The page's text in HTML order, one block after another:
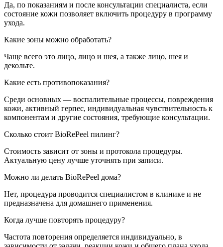
Да, по показаниям и после консультации специалиста, если
состояние кожи позволяет включить процедуру в программу
ухода.
Какие зоны можно обработать?
Чаще всего это лицо, лицо и шея, а также лицо, шея и
декольте.
Какие есть противопоказания?
Среди основных — воспалительные процессы, повреждения
кожи, активный герпес, индивидуальная чувствительность к
компонентам и другие состояния, требующие консультации.
Сколько стоит BioRePeel пилинг?
Стоимость зависит от зоны и протокола процедуры.
Актуальную цену лучше уточнять при записи.
Можно ли делать BioRePeel дома?
Нет, процедура проводится специалистом в клинике и не
предназначена для домашнего применения.
Когда лучше повторять процедуру?
Частота повторения определяется индивидуально, в